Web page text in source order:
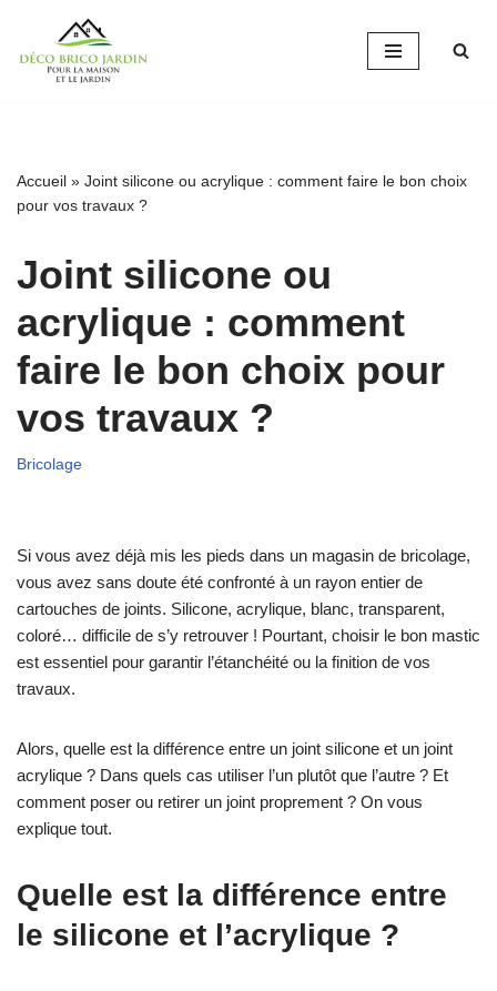
Aller
Accueil » Joint silicone ou acrylique : comment faire le bon choix
pour vos travaux ?
Joint silicone ou
acrylique : comment
faire le bon choix pour
vos travaux ?
Bricolage
Si vous avez déjà mis les pieds dans un magasin de bricolage,
vous avez sans doute été confronté à un rayon entier de
cartouches de joints. Silicone, acrylique, blanc, transparent,
coloré… difficile de s’y retrouver ! Pourtant, choisir le bon mastic
est essentiel pour garantir l’étanchéité ou la finition de vos
travaux.
Alors, quelle est la différence entre un joint silicone et un joint
acrylique ? Dans quels cas utiliser l’un plutôt que l’autre ? Et
comment poser ou retirer un joint proprement ? On vous
explique tout.
Quelle est la différence entre
le silicone et l’acrylique ?